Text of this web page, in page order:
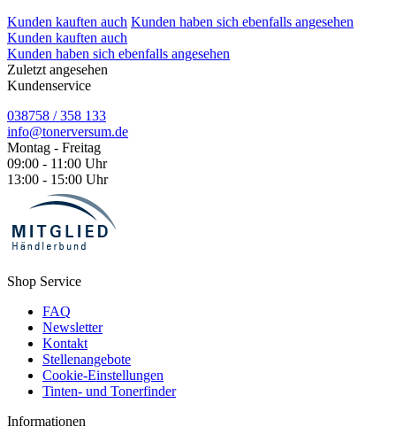
Kunden kauften auch Kunden haben sich ebenfalls angesehen
Kunden kauften auch
Kunden haben sich ebenfalls angesehen
Zuletzt angesehen
Kundenservice
038758 / 358 133
info@tonerversum.de
Montag - Freitag
09:00 - 11:00 Uhr
13:00 - 15:00 Uhr
Shop Service
FAQ
Newsletter
Kontakt
Stellenangebote
Cookie-Einstellungen
Tinten- und Tonerfinder
Informationen